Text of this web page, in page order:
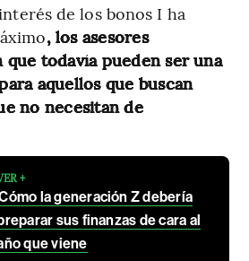
de los bonos I ha
, los asesores
todavía pueden ser una
aquellos que buscan
no necesitan de
+
la generación Z debería
sus finanzas de cara al
que viene